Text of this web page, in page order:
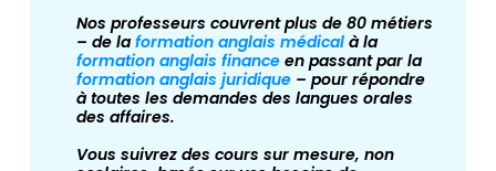
Nos professeurs couvrent plus de 80 métiers
– de laformation anglais médicalà la
formation anglais financeen passant par la
formation anglais juridique– pour répondre
à toutes les demandes des langues orales
des affaires.
Vous suivrez des cours sur mesure, non